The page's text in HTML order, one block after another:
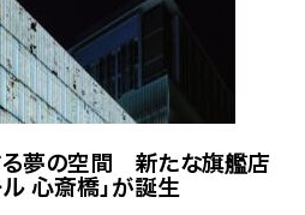
る夢の空間 新たな旗艦店
心斎橋」が誕生